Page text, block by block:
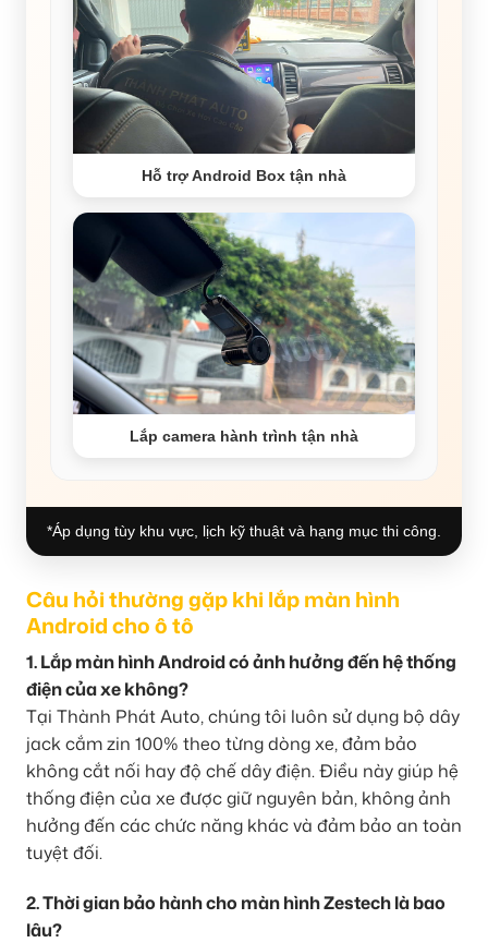
Hỗ trợ Android Box tận nhà
Lắp camera hành trình tận nhà
*Áp dụng tùy khu vực, lịch kỹ thuật và hạng mục thi công.
Câu hỏi thường gặp khi lắp màn hình
Android cho ô tô
1. Lắp màn hình Android có ảnh hưởng đến hệ thống
điện của xe không?
Tại Thành Phát Auto, chúng tôi luôn sử dụng bộ dây
jack cắm zin 100% theo từng dòng xe, đảm bảo
không cắt nối hay độ chế dây điện. Điều này giúp hệ
thống điện của xe được giữ nguyên bản, không ảnh
hưởng đến các chức năng khác và đảm bảo an toàn
tuyệt đối.
2. Thời gian bảo hành cho màn hình Zestech là bao
lâu?